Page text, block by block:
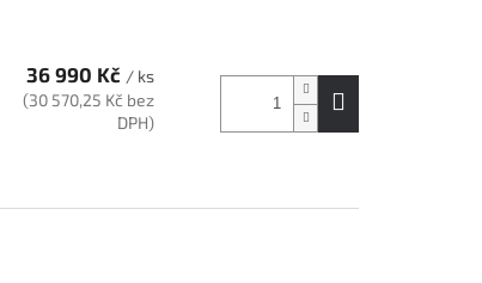
36 990 Kč / ks
(30 570,25 Kč bez
DPH)